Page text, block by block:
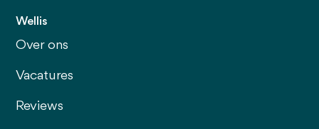
Wellis
Over ons
Vacatures
Reviews